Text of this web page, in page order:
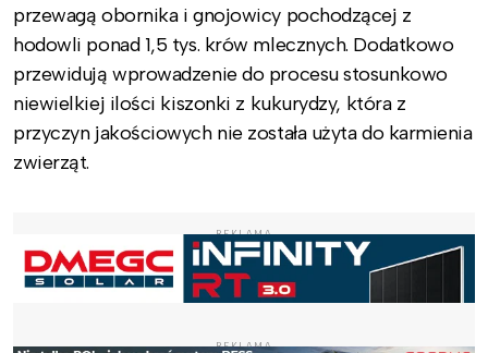
przewagą obornika i gnojowicy pochodzącej z
hodowli ponad 1,5 tys. krów mlecznych. Dodatkowo
przewidują wprowadzenie do procesu stosunkowo
niewielkiej ilości kiszonki z kukurydzy, która z
przyczyn jakościowych nie została użyta do karmienia
zwierząt.
REKLAMA
REKLAMA